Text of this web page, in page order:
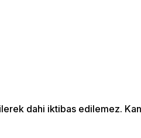
dahi iktibas edilemez.